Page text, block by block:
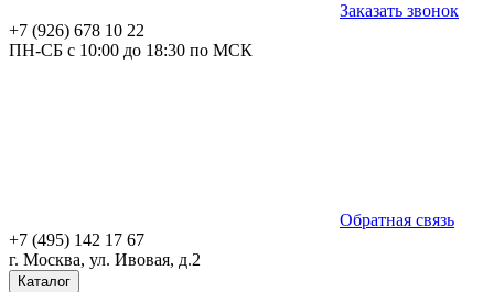
Заказать звонок
+7 (926) 678 10 22
ПН-СБ с 10:00 до 18:30 по МСК
Обратная связь
+7 (495) 142 17 67
г. Москва, ул. Ивовая, д.2
Каталог